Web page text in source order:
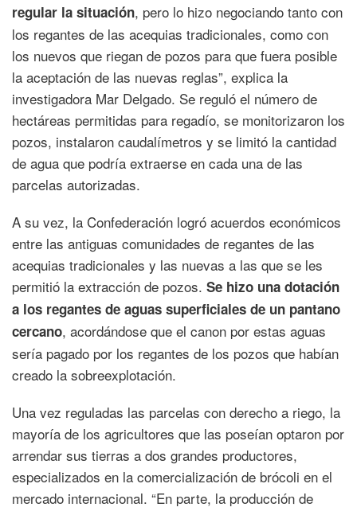
regular la situación, pero lo hizo negociando tanto con
los regantes de las acequias tradicionales, como con
los nuevos que riegan de pozos para que fuera posible
la aceptación de las nuevas reglas”, explica la
investigadora Mar Delgado. Se reguló el número de
hectáreas permitidas para regadío, se monitorizaron los
pozos, instalaron caudalímetros y se limitó la cantidad
de agua que podría extraerse en cada una de las
parcelas autorizadas.
A su vez, la Confederación logró acuerdos económicos
entre las antiguas comunidades de regantes de las
acequias tradicionales y las nuevas a las que se les
permitió la extracción de pozos. Se hizo una dotación
a los regantes de aguas superficiales de un pantano
cercano, acordándose que el canon por estas aguas
sería pagado por los regantes de los pozos que habían
creado la sobreexplotación.
Una vez reguladas las parcelas con derecho a riego, la
mayoría de los agricultores que las poseían optaron por
arrendar sus tierras a dos grandes productores,
especializados en la comercialización de brócoli en el
mercado internacional. “En parte, la producción de